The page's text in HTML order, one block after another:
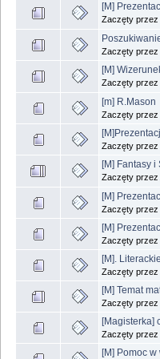
[M]
Zaczęty przez
Zaczęty przez
[M]
Zaczęty przez
[m] R.Mason
Zaczęty przez
Zaczęty przez
[M] Fantasy i
Zaczęty przez
[M]
Zaczęty przez
[M]
Zaczęty przez
[M].
Zaczęty przez
[M] Temat
Zaczęty przez
[Magisterka]
Zaczęty przez
[M] Pomoc